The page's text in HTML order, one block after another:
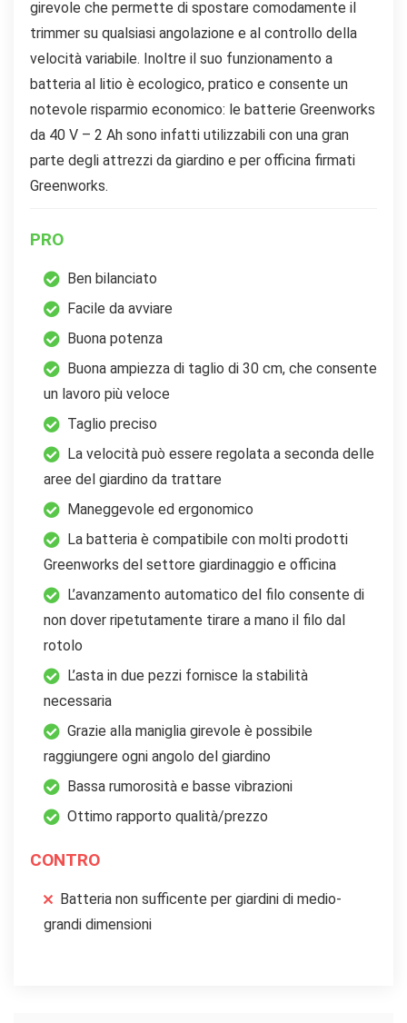
girevole che permette di spostare comodamente il
trimmer su qualsiasi angolazione e al controllo della
velocità variabile. Inoltre il suo funzionamento a
batteria al litio è ecologico, pratico e consente un
notevole risparmio economico: le batterie Greenworks
da 40 V – 2 Ah sono infatti utilizzabili con una gran
parte degli attrezzi da giardino e per officina firmati
Greenworks.
PRO
Ben bilanciato
Facile da avviare
Buona potenza
Buona ampiezza di taglio di 30 cm, che consente
un lavoro più veloce
Taglio preciso
La velocità può essere regolata a seconda delle
aree del giardino da trattare
Maneggevole ed ergonomico
La batteria è compatibile con molti prodotti
Greenworks del settore giardinaggio e officina
L’avanzamento automatico del filo consente di
non dover ripetutamente tirare a mano il filo dal
rotolo
L’asta in due pezzi fornisce la stabilità
necessaria
Grazie alla maniglia girevole è possibile
raggiungere ogni angolo del giardino
Bassa rumorosità e basse vibrazioni
Ottimo rapporto qualità/prezzo
CONTRO
Batteria non sufficente per giardini di medio-
grandi dimensioni